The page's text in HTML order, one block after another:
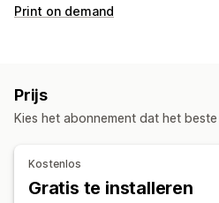
Print on demand
Prijs
Kies het abonnement dat het
Kostenlos
Gratis te installeren